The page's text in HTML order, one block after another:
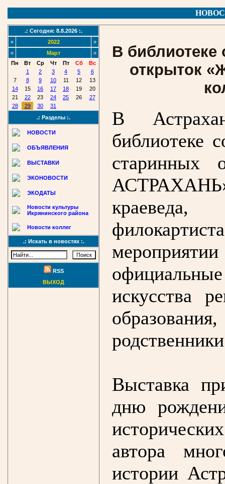
.: Сегодня: 8.8.2026 :.
«
2022
»
«
Март
»
Пн
Вт Ср Чт Пт Сб
Вс
1
2 3 4 5
6
7
8 9 10 11 12
13
14
15 16 17 18 19
20
21
22 23 24 25 26
27
28
29 30
31
.: Разделы :.
НОВОСТИ
ОБЪЯВЛЕНИЯ
ВЫСТАВКИ
ЭКОНОВОСТИ
ЭКОДАТЫ
Новости культуры
Икрянинского района
Новости коллег
.: Искать в новостях :.
RSS
ВЫХОД
В библиотеке
открыток
В
библиотеке
АСТРАХАНЬ»
краеведа,
искусства
Выставка
дню
автора
истории